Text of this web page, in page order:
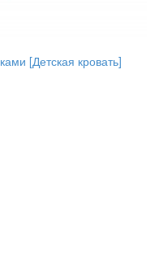
[Детская кровать]